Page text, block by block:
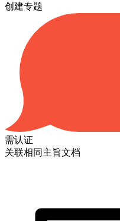
创建专题
需认证
关联相同主旨文档